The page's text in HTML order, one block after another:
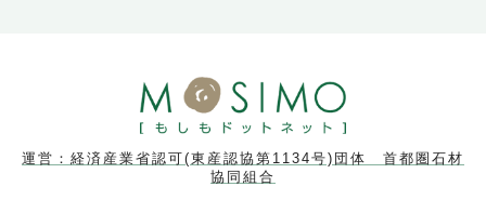
運営：経済産業省認可(東産認協第1134号)団体 首都圏石材
協同組合